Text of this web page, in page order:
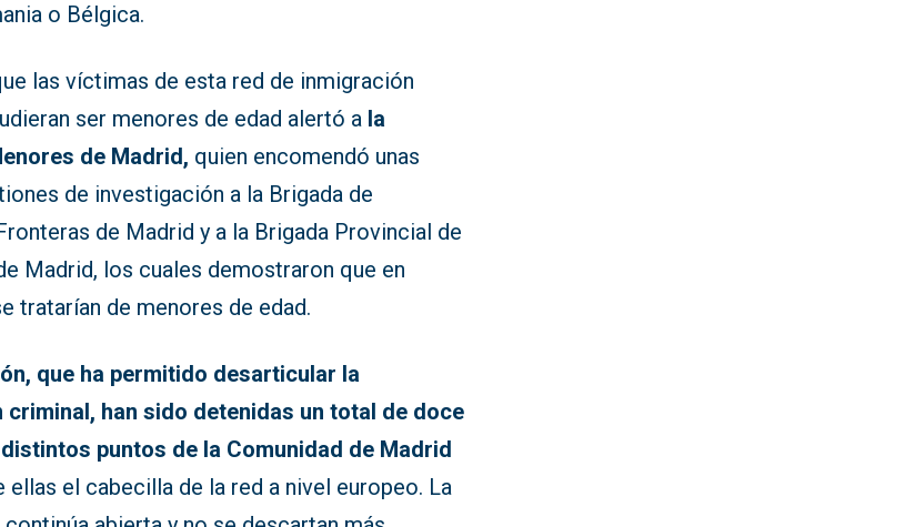
o Bélgica.
las víctimas de esta red de inmigración
ser menores de edad alertó a la
de Madrid, quien encomendó unas
de investigación a la Brigada de
de Madrid y a la Brigada Provincial de
Madrid, los cuales demostraron que en
tratarían de menores de edad.
que ha permitido desarticular la
criminal, han sido detenidas un total de doce
puntos de la Comunidad de Madrid
ellas el cabecilla de la red a nivel europeo. La